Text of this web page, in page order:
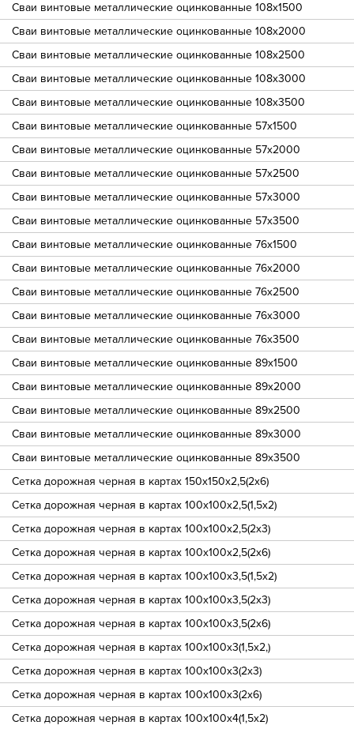
Сваи винтовые металлические оцинкованные 108х1500
Сваи винтовые металлические оцинкованные 108х2000
Сваи винтовые металлические оцинкованные 108х2500
Сваи винтовые металлические оцинкованные 108х3000
Сваи винтовые металлические оцинкованные 108х3500
Сваи винтовые металлические оцинкованные 57х1500
Сваи винтовые металлические оцинкованные 57х2000
Сваи винтовые металлические оцинкованные 57х2500
Сваи винтовые металлические оцинкованные 57х3000
Сваи винтовые металлические оцинкованные 57х3500
Сваи винтовые металлические оцинкованные 76х1500
Сваи винтовые металлические оцинкованные 76х2000
Сваи винтовые металлические оцинкованные 76х2500
Сваи винтовые металлические оцинкованные 76х3000
Сваи винтовые металлические оцинкованные 76х3500
Сваи винтовые металлические оцинкованные 89х1500
Сваи винтовые металлические оцинкованные 89х2000
Сваи винтовые металлические оцинкованные 89х2500
Сваи винтовые металлические оцинкованные 89х3000
Сваи винтовые металлические оцинкованные 89х3500
Сетка дорожная черная в картах 150х150х2,5(2х6)
Сетка дорожная черная в картах 100х100х2,5(1,5х2)
Сетка дорожная черная в картах 100х100х2,5(2х3)
Сетка дорожная черная в картах 100х100х2,5(2х6)
Сетка дорожная черная в картах 100х100х3,5(1,5х2)
Сетка дорожная черная в картах 100х100х3,5(2х3)
Сетка дорожная черная в картах 100х100х3,5(2х6)
Сетка дорожная черная в картах 100х100х3(1,5х2,)
Сетка дорожная черная в картах 100х100х3(2х3)
Сетка дорожная черная в картах 100х100х3(2х6)
Сетка дорожная черная в картах 100х100х4(1,5х2)